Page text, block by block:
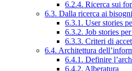
6.2.4. Ricerca sui
6.3. Dalla ricerca ai
6.3.1. User stories
6.3.2. Job stories
6.3.3. Criteri di
6.4. Architettura
6.4.1. Definire
6.4.2. Alberatura